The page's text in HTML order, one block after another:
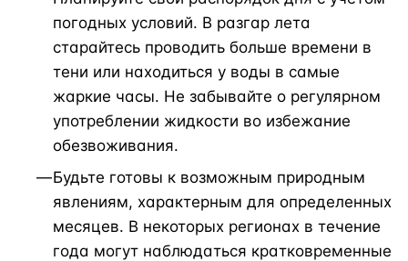
погодных условий. В разгар лета
старайтесь проводить больше времени в
тени или находиться у воды в самые
жаркие часы. Не забывайте о регулярном
употреблении жидкости во избежание
обезвоживания.
Будьте готовы к возможным природным
явлениям, характерным для определенных
месяцев. В некоторых регионах в течение
года могут наблюдаться кратковременные